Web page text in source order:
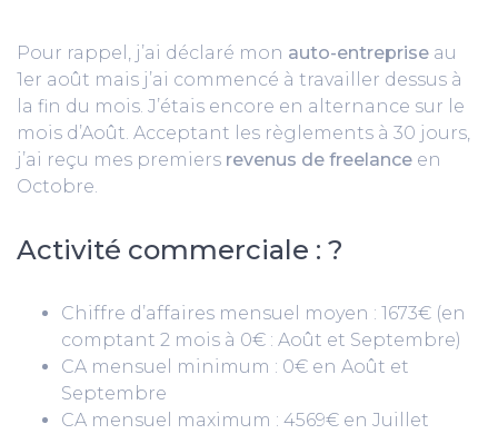
Pour rappel, j’ai déclaré mon auto-entreprise au
1er août mais j’ai commencé à travailler dessus à
la fin du mois. J’étais encore en alternance sur le
mois d’Août. Acceptant les règlements à 30 jours,
j’ai reçu mes premiers revenus de freelance en
Octobre.
Activité commerciale : ?
Chiffre d’affaires mensuel moyen : 1673€ (en
comptant 2 mois à 0€ : Août et Septembre)
CA mensuel minimum : 0€ en Août et
Septembre
CA mensuel maximum : 4569€ en Juillet